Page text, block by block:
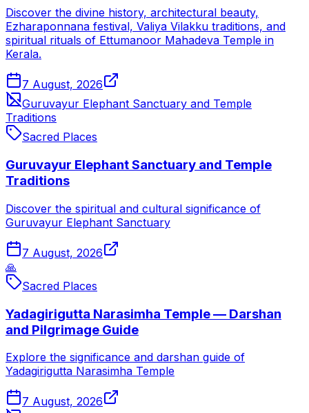
Discover the divine history, architectural beauty,
Ezharaponnana festival, Valiya Vilakku traditions, and
spiritual rituals of Ettumanoor Mahadeva Temple in
Kerala.
7 August, 2026
Guruvayur Elephant Sanctuary and Temple
Traditions
Sacred Places
Guruvayur Elephant Sanctuary and Temple
Traditions
Discover the spiritual and cultural significance of
Guruvayur Elephant Sanctuary
7 August, 2026
🙏
Sacred Places
Yadagirigutta Narasimha Temple — Darshan
and Pilgrimage Guide
Explore the significance and darshan guide of
Yadagirigutta Narasimha Temple
7 August, 2026